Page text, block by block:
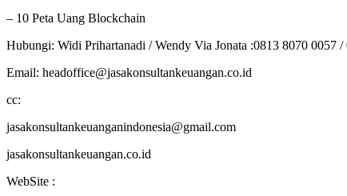
– 10 Peta Uang Blockchain
Hubungi: Widi Prihartanadi / Wendy Via Jonata :0813 8070 0057 /
Email: headoffice@jasakonsultankeuangan.co.id
cc:
jasakonsultankeuanganindonesia@gmail.com
jasakonsultankeuangan.co.id
WebSite :